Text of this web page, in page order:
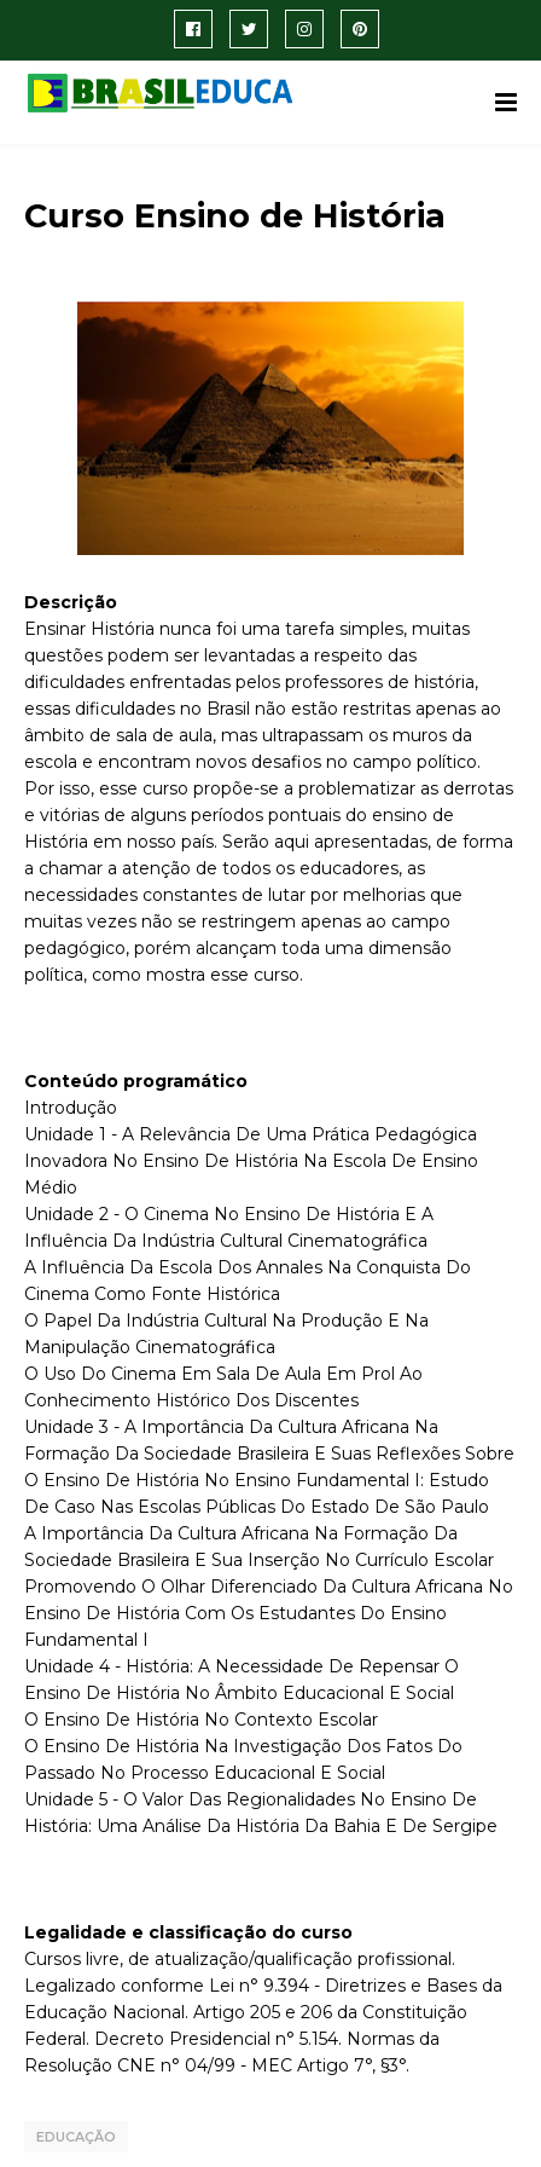
Curso Ensino de História
Descrição
Ensinar História nunca foi uma tarefa simples, muitas
questões podem ser levantadas a respeito das
dificuldades enfrentadas pelos professores de história,
essas dificuldades no Brasil não estão restritas apenas ao
âmbito de sala de aula, mas ultrapassam os muros da
escola e encontram novos desafios no campo político.
Por isso, esse curso propõe-se a problematizar as derrotas
e vitórias de alguns períodos pontuais do ensino de
História em nosso país. Serão aqui apresentadas, de forma
a chamar a atenção de todos os educadores, as
necessidades constantes de lutar por melhorias que
muitas vezes não se restringem apenas ao campo
pedagógico, porém alcançam toda uma dimensão
política, como mostra esse curso.
Conteúdo programático
Introdução
Unidade 1 - A Relevância De Uma Prática Pedagógica
Inovadora No Ensino De História Na Escola De Ensino
Médio
Unidade 2 - O Cinema No Ensino De História E A
Influência Da Indústria Cultural Cinematográfica
A Influência Da Escola Dos Annales Na Conquista Do
Cinema Como Fonte Histórica
O Papel Da Indústria Cultural Na Produção E Na
Manipulação Cinematográfica
O Uso Do Cinema Em Sala De Aula Em Prol Ao
Conhecimento Histórico Dos Discentes
Unidade 3 - A Importância Da Cultura Africana Na
Formação Da Sociedade Brasileira E Suas Reflexões Sobre
O Ensino De História No Ensino Fundamental I: Estudo
De Caso Nas Escolas Públicas Do Estado De São Paulo
A Importância Da Cultura Africana Na Formação Da
Sociedade Brasileira E Sua Inserção No Currículo Escolar
Promovendo O Olhar Diferenciado Da Cultura Africana No
Ensino De História Com Os Estudantes Do Ensino
Fundamental I
Unidade 4 - História: A Necessidade De Repensar O
Ensino De História No Âmbito Educacional E Social
O Ensino De História No Contexto Escolar
O Ensino De História Na Investigação Dos Fatos Do
Passado No Processo Educacional E Social
Unidade 5 - O Valor Das Regionalidades No Ensino De
História: Uma Análise Da História Da Bahia E De Sergipe
Legalidade e classificação do curso
Cursos livre, de atualização/qualificação profissional.
Legalizado conforme Lei n° 9.394 - Diretrizes e Bases da
Educação Nacional. Artigo 205 e 206 da Constituição
Federal. Decreto Presidencial n° 5.154. Normas da
Resolução CNE n° 04/99 - MEC Artigo 7°, §3°.
EDUCAÇÃO